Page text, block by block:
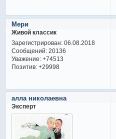
Мери
Живой классик
Зарегистрирован: 06.08.2018
Сообщений:20136
Уважение: +74513
Позитив: +29998
алла николаевна
Эксперт